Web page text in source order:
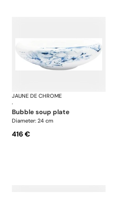
Blue Impression
JAUNE DE CHROME
·
bubble soup plate
Diameter: 24 cm
416 €